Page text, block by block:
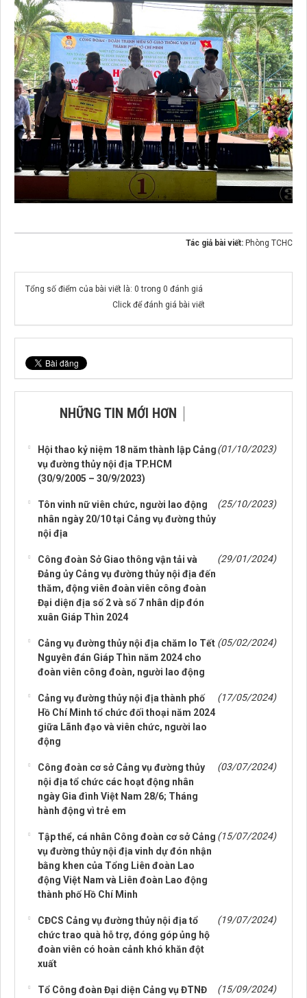
Tác giả bài viết: Phòng TCHC
Tổng số điểm của bài viết là: 0 trong 0 đánh giá
Click để đánh giá bài viết
NHỮNG TIN MỚI HƠN
Hội thao kỷ niệm 18 năm thành lập Cảng
vụ đường thủy nội địa TP.HCM
(30/9/2005 – 30/9/2023)
(01/10/2023)
Tôn vinh nữ viên chức, người lao động
nhân ngày 20/10 tại Cảng vụ đường thủy
nội địa
(25/10/2023)
Công đoàn Sở Giao thông vận tải và
Đảng ủy Cảng vụ đường thủy nội địa đến
thăm, động viên đoàn viên công đoàn
Đại diện địa số 2 và số 7 nhân dịp đón
xuân Giáp Thìn 2024
(29/01/2024)
Cảng vụ đường thủy nội địa chăm lo Tết
Nguyên đán Giáp Thìn năm 2024 cho
đoàn viên công đoàn, người lao động
(05/02/2024)
Cảng vụ đường thủy nội địa thành phố
Hồ Chí Minh tổ chức đối thoại năm 2024
giữa Lãnh đạo và viên chức, người lao
động
(17/05/2024)
Công đoàn cơ sở Cảng vụ đường thủy
nội địa tổ chức các hoạt động nhân
ngày Gia đình Việt Nam 28/6; Tháng
hành động vì trẻ em
(03/07/2024)
Tập thể, cá nhân Công đoàn cơ sở Cảng
vụ đường thủy nội địa vinh dự đón nhận
bằng khen của Tổng Liên đoàn Lao
động Việt Nam và Liên đoàn Lao động
thành phố Hồ Chí Minh
(15/07/2024)
CĐCS Cảng vụ đường thủy nội địa tổ
chức trao quà hỗ trợ, đóng góp ủng hộ
đoàn viên có hoàn cảnh khó khăn đột
xuất
(19/07/2024)
Tổ Công đoàn Đại diện Cảng vụ ĐTNĐ (15/09/2024)